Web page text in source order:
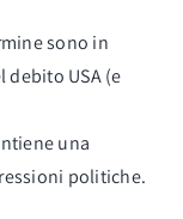
sono in
USA (e
una
politiche.